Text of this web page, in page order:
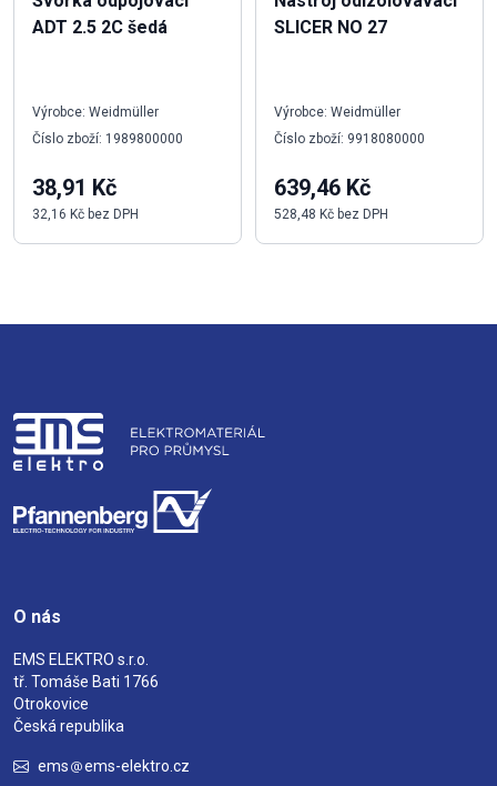
ADT 2.5 2C šedá
Výrobce: Weidmüller
Číslo zboží: 1989800000
38,91 Kč
32,16 Kč bez DPH
SLICER NO 27
Výrobce: Weidmüller
Číslo zboží: 9918080000
639,46 Kč
528,48 Kč bez DPH
O nás
EMS ELEKTRO s.r.o.
tř. Tomáše Bati 1766
Otrokovice
Česká republika
ems
ems-elektro.cz